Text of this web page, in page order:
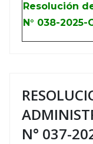
Resolución
N° 038-2025-
N° 037-